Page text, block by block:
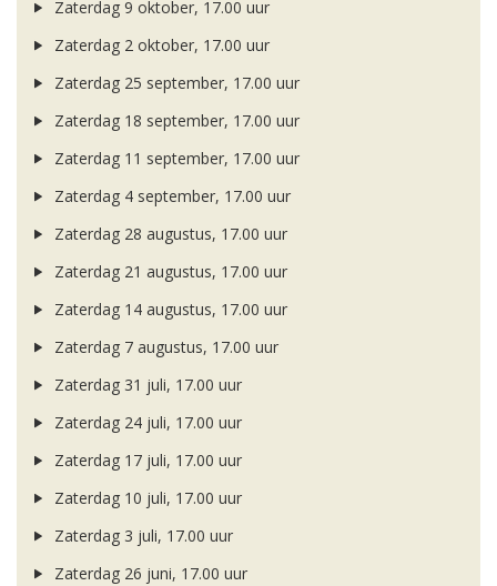
Zaterdag 9 oktober, 17.00 uur
Zaterdag 2 oktober, 17.00 uur
Zaterdag 25 september, 17.00 uur
Zaterdag 18 september, 17.00 uur
Zaterdag 11 september, 17.00 uur
Zaterdag 4 september, 17.00 uur
Zaterdag 28 augustus, 17.00 uur
Zaterdag 21 augustus, 17.00 uur
Zaterdag 14 augustus, 17.00 uur
Zaterdag 7 augustus, 17.00 uur
Zaterdag 31 juli, 17.00 uur
Zaterdag 24 juli, 17.00 uur
Zaterdag 17 juli, 17.00 uur
Zaterdag 10 juli, 17.00 uur
Zaterdag 3 juli, 17.00 uur
Zaterdag 26 juni, 17.00 uur